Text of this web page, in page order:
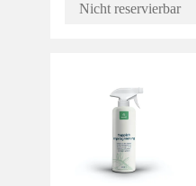
Nicht reservierbar